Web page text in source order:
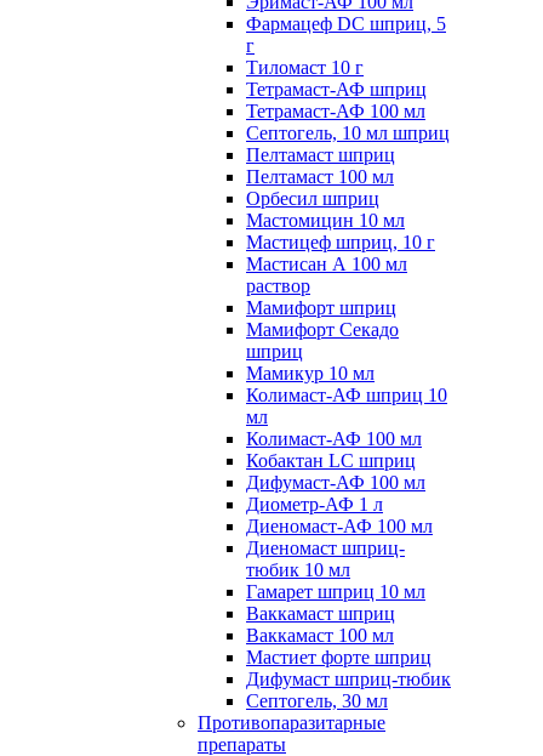
Фармацеф DC шприц, 5
г
Тиломаст 10 г
Тетрамаст-АФ шприц
Тетрамаст-АФ 100 мл
Септогель, 10 мл шприц
Пелтамаст шприц
Пелтамаст 100 мл
Орбесил шприц
Мастомицин 10 мл
Мастицеф шприц, 10 г
Мастисан А 100 мл
раствор
Мамифорт шприц
Мамифорт Секадо
шприц
Мамикур 10 мл
Колимаст-АФ шприц 10
мл
Колимаст-АФ 100 мл
Кобактан LC шприц
Дифумаст-АФ 100 мл
Диометр-АФ 1 л
Диеномаст-АФ 100 мл
Диеномаст шприц-
тюбик 10 мл
Гамарет шприц 10 мл
Ваккамаст шприц
Ваккамаст 100 мл
Мастиет форте шприц
Дифумаст шприц-тюбик
Септогель, 30 мл
Противопаразитарные
препараты